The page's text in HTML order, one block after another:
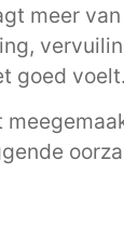
meer
goed voelt.